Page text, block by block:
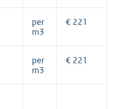
per
m3
€ 221
per
m3
€ 221